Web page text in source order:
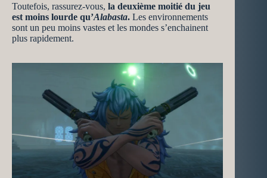
Toutefois, rassurez-vous, la deuxième moitié du jeu
est moins lourde qu’Alabasta. Les environnements
sont un peu moins vastes et les mondes s’enchainent
plus rapidement.